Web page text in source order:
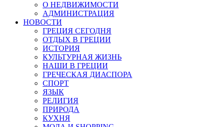
О НЕДВИЖИМОСТИ
АДМИНИСТРАЦИЯ
НОВОСТИ
ГРЕЦИЯ СЕГОДНЯ
ОТДЫХ В ГРЕЦИИ
ИСТОРИЯ
КУЛЬТУРНАЯ ЖИЗНЬ
НАШИ В ГРЕЦИИ
ГРЕЧЕСКАЯ ДИАСПОРА
СПОРТ
ЯЗЫК
РЕЛИГИЯ
ПРИРОДА
КУХНЯ